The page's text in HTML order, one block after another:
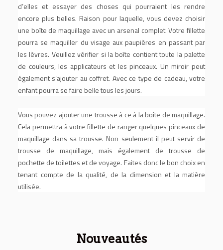
d’elles et essayer des choses qui pourraient les rendre
encore plus belles. Raison pour laquelle, vous devez choisir
une boîte de maquillage avec un arsenal complet. Votre fillette
pourra se maquiller du visage aux paupières en passant par
les lèvres. Veuillez vérifier si la boîte contient toute la palette
de couleurs, les applicateurs et les pinceaux. Un miroir peut
également s’ajouter au coffret. Avec ce type de cadeau, votre
enfant pourra se faire belle tous les jours.
Vous pouvez ajouter une trousse à ce à la boîte de maquillage.
Cela permettra à votre fillette de ranger quelques pinceaux de
maquillage dans sa trousse. Non seulement il peut servir de
trousse de maquillage, mais également de trousse de
pochette de toilettes et de voyage. Faites donc le bon choix en
tenant compte de la qualité, de la dimension et la matière
utilisée.
Nouveautés